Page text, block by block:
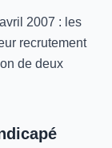
2007 : les
recrutement
de deux